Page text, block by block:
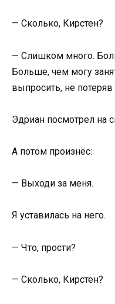
— Сколько, Кирстен?
— Слишком много.
Больше, чем могу
выпросить, не
Эдриан посмотрел на
А потом произнёс:
— Выходи за меня.
Я уставилась на него.
— Что, прости?
— Сколько, Кирстен?